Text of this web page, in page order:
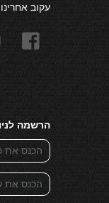
עקוב אחרינו
הרשמה